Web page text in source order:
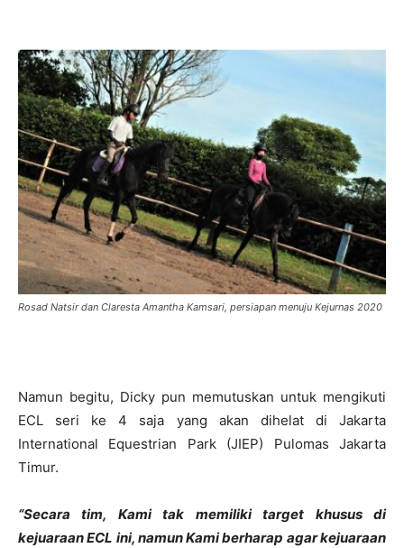
Rosad Natsir dan Claresta Amantha Kamsari, persiapan menuju Kejurnas 2020
Namun begitu, Dicky pun memutuskan untuk mengikuti
ECL seri ke 4 saja yang akan dihelat di Jakarta
International Equestrian Park (JIEP) Pulomas Jakarta
Timur.
“Secara tim, Kami tak memiliki target khusus di
kejuaraan ECL ini, namun Kami berharap agar kejuaraan